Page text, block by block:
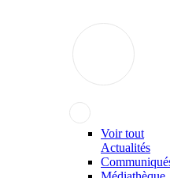
Voir tout
Actualités